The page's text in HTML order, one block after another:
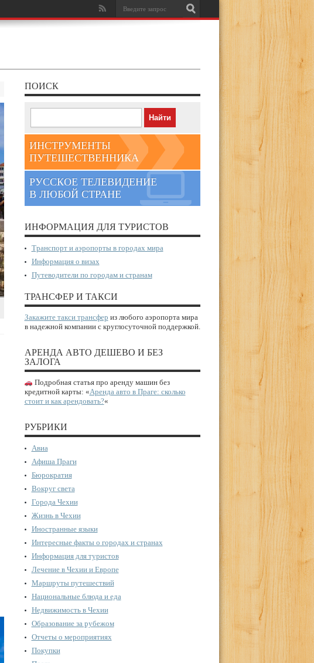
ПОИСК
ИНСТРУМЕНТЫ
ПУТЕШЕСТВЕННИКА
РУССКОЕ ТЕЛЕВИДЕНИЕ
В ЛЮБОЙ СТРАНЕ
ИНФОРМАЦИЯ ДЛЯ ТУРИСТОВ
Транспорт и аэропорты в городах мира
Информация о визах
Путеводители по городам и странам
ТРАНСФЕР И ТАКСИ
Закажите такси трансфер из любого аэропорта мира
в надежной компании с круглосуточной поддержкой.
АРЕНДА АВТО ДЕШЕВО И БЕЗ
ЗАЛОГА
Подробная статья про аренду машин без
кредитной карты: «Аренда авто в Праге: сколько
стоит и как арендовать?«
РУБРИКИ
Авиа
Афиша Праги
Бюрократия
Вокруг света
Города Чехии
Жизнь в Чехии
Иностранные языки
Интересные факты о городах и странах
Информация для туристов
Лечение в Чехии и Европе
Маршруты путешествий
Национальные блюда и еда
Недвижимость в Чехии
Образование за рубежом
Отчеты о мероприятиях
Покупки